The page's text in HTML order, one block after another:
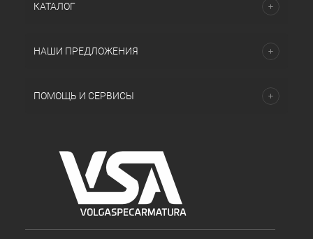
КАТАЛОГ
НАШИ ПРЕДЛОЖЕНИЯ
ПОМОЩЬ И СЕРВИСЫ